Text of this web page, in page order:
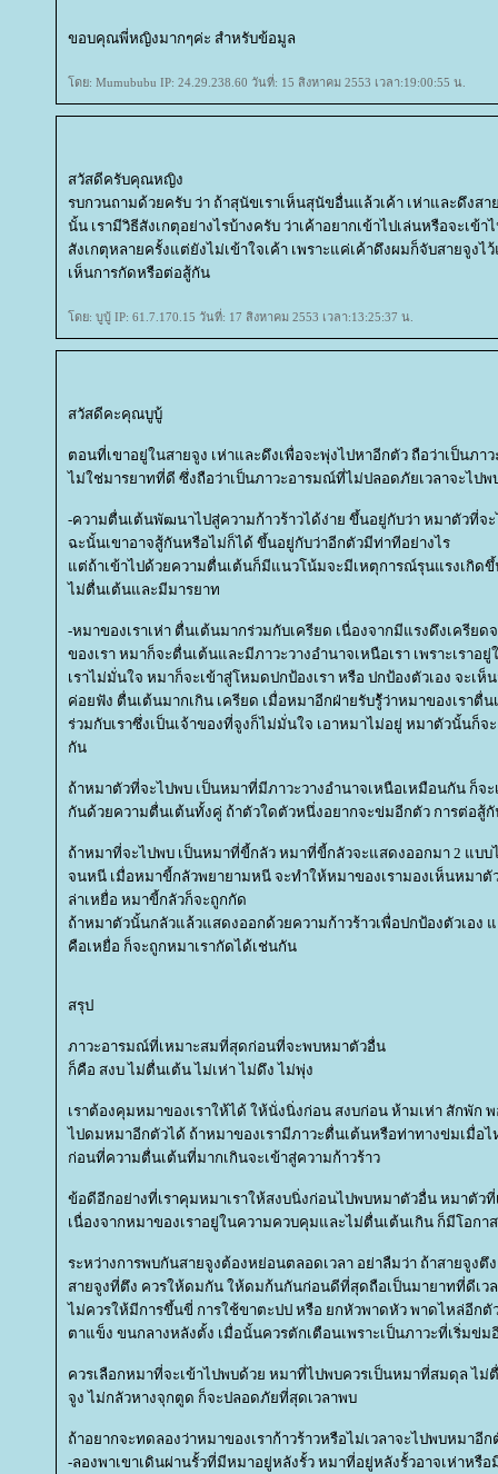
ขอบคุณพี่หญิงมากๆค่ะ สำหรับข้อมูล
ดย: Mumububu IP: 24.29.238.60 วันที่: 15 สิงหาคม 2553 เวลา:19:00:55 น.
สวัสดีครับคุณหญิง
รบกวนถามด้วยครับ ว่า ถ้าสุนัขเราเห็นสุนัขอื่นแล้วเค้า เห่าและดึงส
นั้น เรามีวิธีสังเกตุอย่างไรบ้างครับ ว่าเค้าอยากเข้าไปเล่นหรือจะเข้
สังเกตุหลายครั้งแต่ยังไม่เข้าใจเค้า เพราะแค่เค้าดึงผมก็จับสายจูงไ
เห็นการกัดหรือต่อสู้กัน
ดย: บูบู้ IP: 61.7.170.15 วันที่: 17 สิงหาคม 2553 เวลา:13:25:37 น.
สวัสดีคะคุณบูบู้
ตอนที่เขาอยู่ในสายจูง เห่าและดึงเพื่อจะพุ่งไปหาอีกตัว ถือว่าเป็นภ
ไม่ใช่มารยาทที่ดี ซึ่งถือว่าเป็นภาวะอารมณ์ที่ไม่ปลอดภัยเวลาจะไปพ
-ความตื่นเต้นพัฒนาไปสู่ความก้าวร้าวได้ง่าย ขึ้นอยู่กับว่า หมาตัวที่จะ
ฉะนั้นเขาอาจสู้กันหรือไม่ก็ได้ ขึ้นอยู่กับว่าอีกตัวมีท่าทีอย่างไร
ต่ถ้าเข้าไปด้วยความตื่นเต้นก็มีแนวโน้มจะมีเหตุการณ์รุนแรงเกิดขึ้
ไม่ตื่นเต้นและมีมารยาท
-หมาของเราเห่า ตื่นเต้นมากร่วมกับเครียด เนื่องจากมีแรงดึงเครียด
ของเรา หมาก็จะตื่นเต้นและมีภาวะวางอำนาจเหนือเรา เพราะเรา
เราไม่มั่นใจ หมาก็จะเข้าสู่โหมดปกป้องเรา หรือ ปกป้องตัวเอง จะเห็
ค่อยฟัง ตื่นเต้นมากเกิน เครียด เมื่อหมาอีกฝ่ายรับรู้ัว่าหมาของเราตื่
ร่วมกับเราซึ่งเป็นเจ้าของที่จูงก็ไม่มั่นใจ เอาหมาไม่อยู่ หมาตัวนั้นก็
กัน
ถ้าหมาตัวที่จะไปพบ เป็นหมาที่มีภาวะวางอำนาจเหนือเหมือนกัน ก็จ
กันด้วยความตื่นเต้นทั้งคู่ ถ้าตัวใดตัวหนึ่งอยากจะข่มอีกตัว การต่อสู้กั
ถ้าหมาที่จะไปพบ เป็นหมาที่ขี้กลัว หมาที่ขี้กลัวจะแสดงออกมา 2 แบ
จนหนี เมื่อหมาขี้กลัวพยายามหนี จะทำให้หมาของเรามองเห็นหมาตั
ล่าเหยื่อ หมาขี้กลัวก็จะถูกกัด
ถ้าหมาตัวนั้นกลัวแล้วแสดงออกด้วยความก้าวร้าวเพื่อปกป้องตัวเอง
คือเหยื่อ ก็จะถูกหมาเรากัดได้เช่นกัน
สรุป
ภาวะอารมณ์ที่เหมาะสมที่สุดก่อนที่จะพบหมาตัวอื่น
ก็คือ สงบ ไม่ตื่นเต้น ไม่เห่า ไม่ดึง ไม่พุ่ง
เราต้องคุมหมาของเราให้ได้ ให้นั่งนิ่งก่อน สงบก่อน ห้ามเห่า สักพัก
ไปดมหมาอีกตัวได้ ถ้าหมาของเรามีภาวะตื่นเต้นหรือท่าทางข่มเมื่อไ
ก่อนที่ความตื่นเต้นที่มากเกินจะเข้าสู่ความก้าวร้าว
ข้อดีอีกอย่างที่เราคุมหมาเราให้สงบนิ่งก่อนไปพบหมาตัวอื่น หมาตัว
เนื่องจากหมาของเราอยู่ในความควบคุมและไม่ตื่นเต้นเกิน ก็มีโอกา
ระหว่างการพบกันสายจูงต้องหย่อนตลอดเวลา อย่าลืมว่า ถ้าสายจูงตึ
สายจูงที่ตึง ควรให้ดมกัน ให้ดมก้นกันก่อนดีที่สุดถือเป็นมายาทที่ดีเว
ไม่ควรให้มีการขึ้นขี่ การใช้ขาตะปป หรือ ยกหัวพาดหัว พาดไหล่อีกตั
ตาแข็ง ขนกลางหลังตั้ง เมื่อนั้นควรตักเตือนเพราะเป็นภาวะที่เริ่มข่ม
ควรเลือกหมาที่จะเข้าไปพบด้วย หมาที่ไปพบควรเป็นหมาที่สมดุล ไ
จูง ไม่กลัวหางจุกตูด ก็จะปลอดภัยที่สุดเวลาพบ
ถ้าอยากจะทดลองว่าหมาของเราก้าวร้าวหรือไม่เวลาจะไปพบหมาอีก
-ลองพาเขาเดินผ่านรั้วที่มีหมาอยู่หลังรั้ว หมาที่อยู่หลังรั้วอาจเห่าหรือ